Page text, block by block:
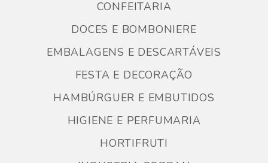
CONFEITARIA
DOCES E BOMBONIERE
EMBALAGENS E DESCARTÁVEIS
FESTA E DECORAÇÃO
HAMBÚRGUER E EMBUTIDOS
HIGIENE E PERFUMARIA
HORTIFRUTI